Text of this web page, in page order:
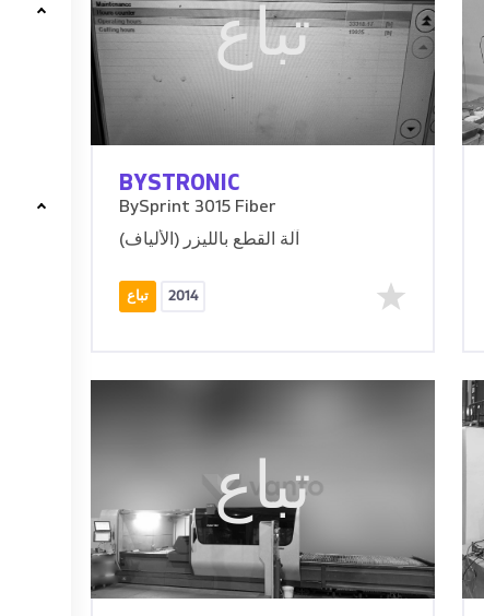
تباع
BYSTRONIC
BySprint 3015 Fiber
آلة القطع بالليزر (الألياف)
تباع 2014
تباع